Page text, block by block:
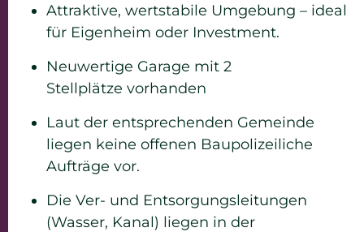
Attraktive, wertstabile Umgebung – ideal
für Eigenheim oder Investment.
Neuwertige Garage mit 2
Stellplätze vorhanden
Laut der entsprechenden Gemeinde
liegen keine offenen Baupolizeiliche
Aufträge vor.
Die Ver- und Entsorgungsleitungen
(Wasser, Kanal) liegen in der